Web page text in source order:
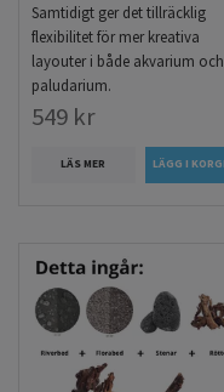
Samtidigt ger det tillräcklig
flexibilitet för mer kreativa
layouter i både akvarium och
paludarium.
549 kr
LÄS MER